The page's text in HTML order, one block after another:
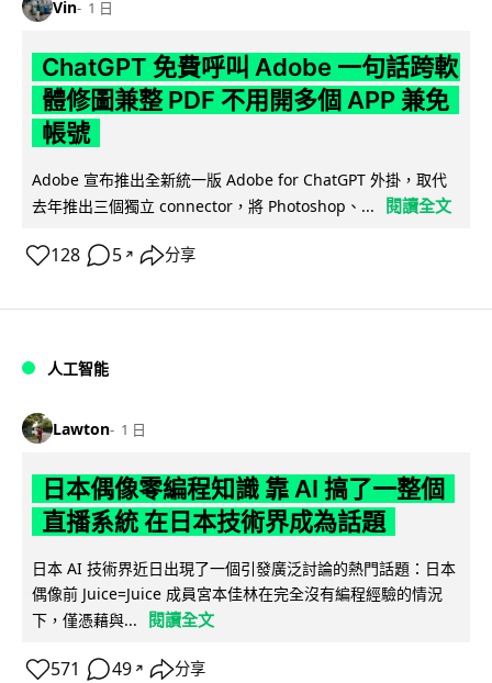
Vin 1 日
ChatGPT 免費呼叫 Adobe 一句話跨軟
體修圖兼整 PDF 不用開多個 APP 兼免
帳號
Adobe 宣布推出全新統一版 Adobe for ChatGPT 外掛，取代
去年推出三個獨立 connector，將 Photoshop、...
閱讀全文
128 5 ↗ 分享
人工智能
Lawton 1 日
日本偶像零編程知識 靠 AI 搞了一整個
直播系統 在日本技術界成為話題
日本 AI 技術界近日出現了一個引發廣泛討論的熱門話題：日本
偶像前 Juice=Juice 成員宮本佳林在完全沒有編程經驗的情況
下，僅憑藉與...
閱讀全文
571 49 ↗ 分享